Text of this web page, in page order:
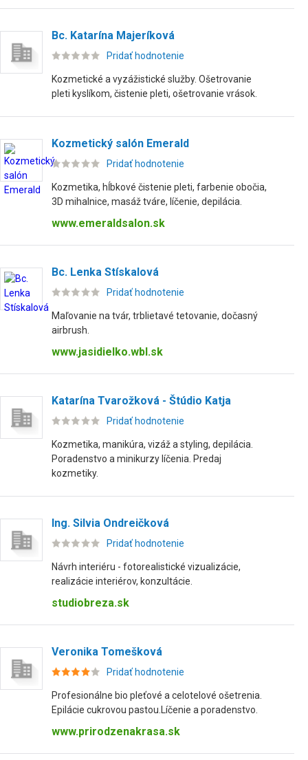
Bc. Katarína Majeríková
Pridať hodnotenie
Kozmetické a vyzážistické služby. Ošetrovanie
pleti kyslíkom, čistenie pleti, ošetrovanie vrások.
Kozmetický salón Emerald
Pridať hodnotenie
Kozmetika, hĺbkové čistenie pleti, farbenie obočia,
3D mihalnice, masáž tváre, líčenie, depilácia.
www.emeraldsalon.sk
Bc. Lenka Stískalová
Pridať hodnotenie
Maľovanie na tvár, trblietavé tetovanie, dočasný
airbrush.
www.jasidielko.wbl.sk
Katarína Tvarožková - Štúdio Katja
Pridať hodnotenie
Kozmetika, manikúra, vizáž a styling, depilácia.
Poradenstvo a minikurzy líčenia. Predaj
kozmetiky.
Ing. Silvia Ondreičková
Pridať hodnotenie
Návrh interiéru - fotorealistické vizualizácie,
realizácie interiérov, konzultácie.
studiobreza.sk
Veronika Tomešková
Pridať hodnotenie
Profesionálne bio pleťové a celotelové ošetrenia.
Epilácie cukrovou pastou.Líčenie a poradenstvo.
www.prirodzenakrasa.sk